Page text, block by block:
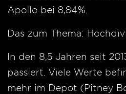
Apollo bei 8,84%.
Das zum Thema:
In den 8,5 Jahren seit
passiert. Viele Werte
mehr im Depot (Pitney